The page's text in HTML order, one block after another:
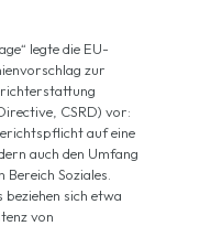
“ legte die EU-
zur
CSRD) vor:
auf eine
auch den Umfang
Soziales.
sich etwa
von